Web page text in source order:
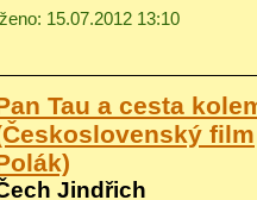
15.07.2012 13:10
Tau a cesta
Jindřich